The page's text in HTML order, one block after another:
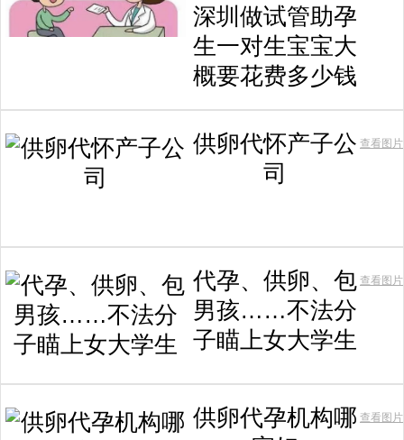
深圳做试管助孕
生一对生宝宝大
概要花费多少钱
供卵代怀产子公
司
查看图片
代孕、供卵、包
男孩……不法分
子瞄上女大学生
查看图片
供卵代孕机构哪 查看图片